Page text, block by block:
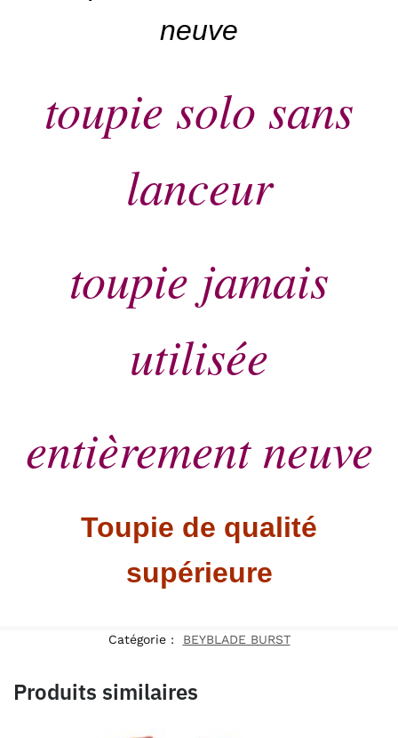
neuve
toupie solo sans
lanceur
toupie jamais
utilisée
entièrement neuve
Toupie de qualité
supérieure
Catégorie : BEYBLADE BURST
Produits similaires